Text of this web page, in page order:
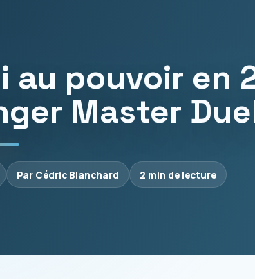
au pouvoir en
Master
Par Cédric Blanchard 2 min de lecture